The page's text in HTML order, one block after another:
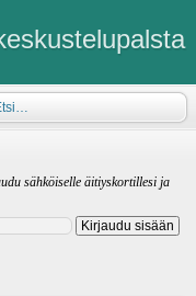
sähköiselle äitiyskortillesi ja